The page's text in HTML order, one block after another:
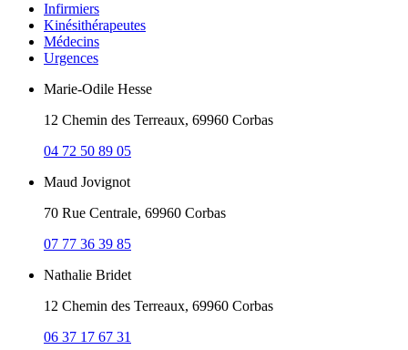
Infirmiers
Kinésithérapeutes
Médecins
Urgences
Marie-Odile Hesse
12 Chemin des Terreaux, 69960 Corbas
04 72 50 89 05
Maud Jovignot
70 Rue Centrale, 69960 Corbas
07 77 36 39 85
Nathalie Bridet
12 Chemin des Terreaux, 69960 Corbas
06 37 17 67 31